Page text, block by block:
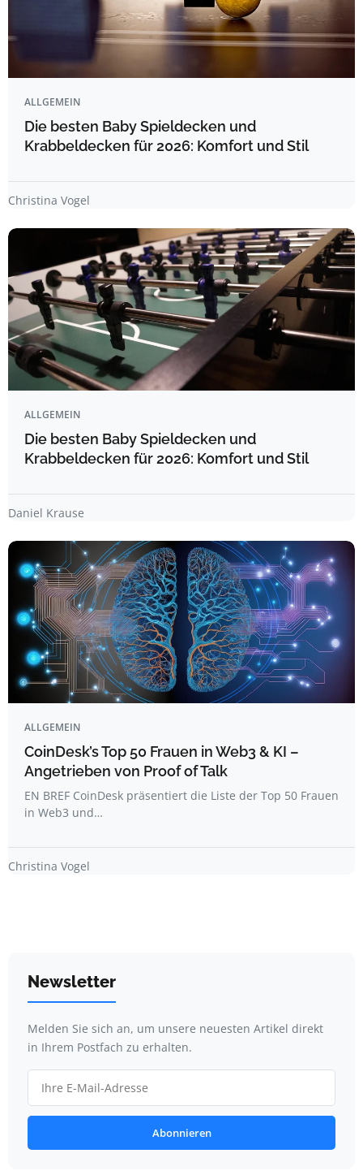
ALLGEMEIN
Die besten Baby Spieldecken und
Krabbeldecken für 2026: Komfort und Stil
Christina Vogel
ALLGEMEIN
Die besten Baby Spieldecken und
Krabbeldecken für 2026: Komfort und Stil
Daniel Krause
ALLGEMEIN
CoinDesk’s Top 50 Frauen in Web3 & KI –
Angetrieben von Proof of Talk
EN BREF CoinDesk präsentiert die Liste der Top 50 Frauen
in Web3 und…
Christina Vogel
Newsletter
Melden Sie sich an, um unsere neuesten Artikel direkt
in Ihrem Postfach zu erhalten.
Abonnieren